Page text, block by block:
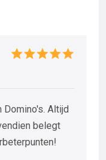
Altijd
belegt